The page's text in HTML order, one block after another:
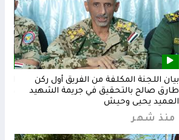
بيان اللجنة المكلفة من الفريق أول ركن
طارق صالح بالتحقيق في جريمة الشهيد
العميد يحيى وحيش
منذ شهر